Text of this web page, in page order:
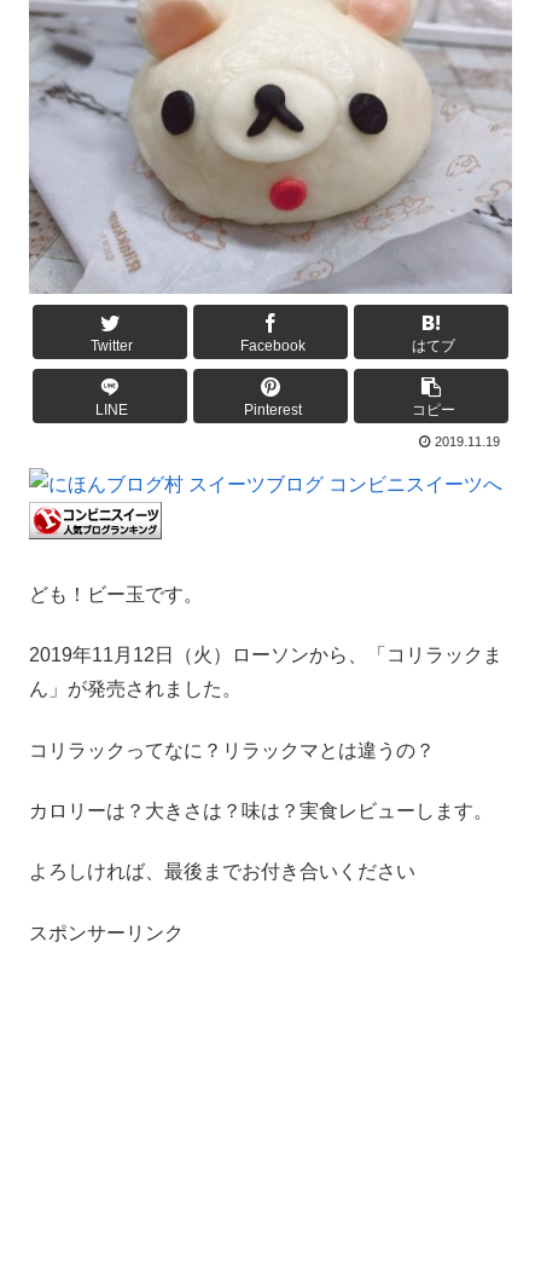
Twitter Facebook はてブ
LINE Pinterest コピー
2019.11.19
ども！ビー玉です。
2019年11月12日（火）ローソンから、「コリラックま
ん」が発売されました。
コリラックってなに？リラックマとは違うの？
カロリーは？大きさは？味は？実食レビューします。
よろしければ、最後までお付き合いください
スポンサーリンク